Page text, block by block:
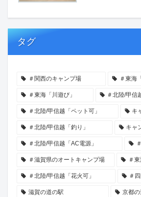
タグ
＃関西のキャンプ場 ＃東海
＃東海「川遊び」 ＃北陸/甲信
＃北陸/甲信越「ペット可」 キ
＃北陸/甲信越「釣り」 キャ
＃北陸/甲信越「AC電源」
＃滋賀県のオートキャンプ場 ＃
＃北陸/甲信越「花火可」 ＃
滋賀の道の駅 京都